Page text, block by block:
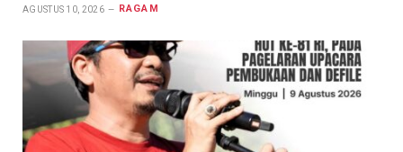
AGUSTUS 10, 2026 RAGAM